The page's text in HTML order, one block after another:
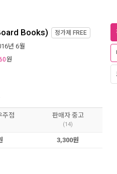
Books) 정가제 FREE
년 6월
원
주점 판매자 중고
(14)
3,300원